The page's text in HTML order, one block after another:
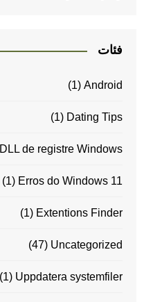
فئات
Android
(1)
Dating Tips
(1)
DLL de registre Windows
Erros do Windows 11
(1)
Extentions Finder
(1)
Uncategorized
(47)
Uppdatera systemfiler
(1)